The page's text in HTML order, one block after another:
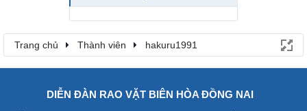
Trang chủ Thành viên hakuru1991
DIỄN ĐÀN RAO VẶT BIÊN HÒA ĐỒNG NAI